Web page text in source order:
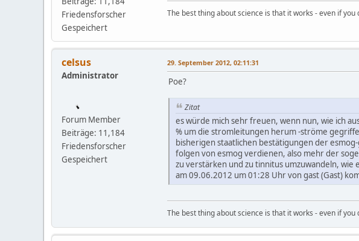
Friedensforscher
Gespeichert
The best thing about science is that it works - even if you
celsus
Administrator
Forum Member
Beiträge: 11,184
Friedensforscher
Gespeichert
29. September 2012, 02:11:31
Poe?
Zitat
es würde mich sehr freuen, wenn nun, wie ich
% um die stromleitungen herum -ströme
bisherigen staatlichen bestätigungen der
folgen von esmog verdienen, also mehr der
zu verstärken und zu tinnitus umzuwandeln,
am 09.06.2012 um 01:28 Uhr von gast (Gast)
The best thing about science is that it works - even if you